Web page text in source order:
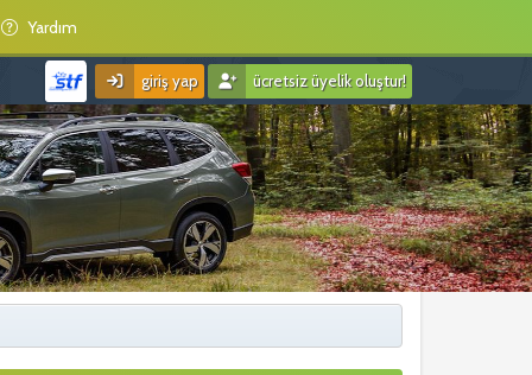
Yardım
giriş yap ücretsiz üyelik oluştur!